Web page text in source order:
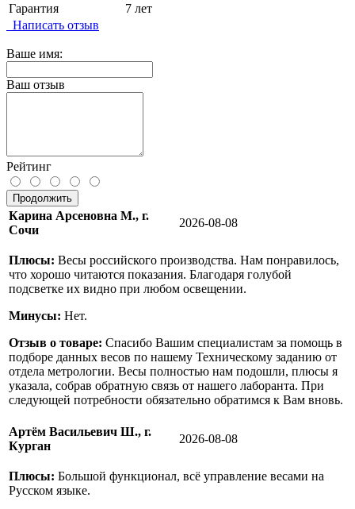
Гарантия
7 лет
Написать отзыв
Ваше имя:
Ваш отзыв
Рейтинг
Продолжить
Карина Арсеновна М., г.
Сочи
2026-08-08
Плюсы: Весы российского производства. Нам понравилось,
что хорошо читаются показания. Благодаря голубой
подсветке их видно при любом освещении.
Минусы: Нет.
Отзыв о товаре: Спасибо Вашим специалистам за помощь в
подборе данных весов по нашему Техническому заданию от
отдела метрологии. Весы полностью нам подошли, плюсы я
указала, собрав обратную связь от нашего лаборанта. При
следующей потребности обязательно обратимся к Вам вновь.
Артём Васильевич Ш., г.
Курган
2026-08-08
Плюсы: Большой функционал, всё управление весами на
Русском языке.